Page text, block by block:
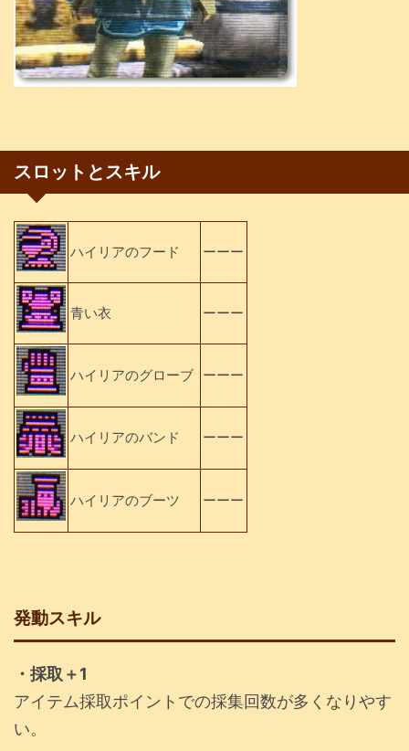
スロットとスキル
ハイリアのフード ーーー
青い衣 ーーー
ハイリアのグローブ ーーー
ハイリアのバンド ーーー
ハイリアのブーツ ーーー
発動スキル
・採取＋1
アイテム採取ポイントでの採集回数が多くなりやす
い。